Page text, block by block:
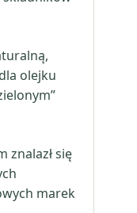
olejku
znalazł się
marek